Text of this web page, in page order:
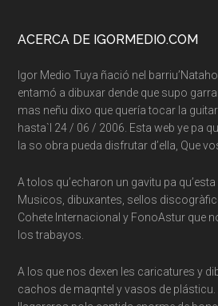
Footer
ACERCA DE IGORMEDIO.COM
Igor Medio Tuya ñació nel
entamó a dibuxar dende que supo
mas neñu dixo que quería tocar la
hasta`l 24 / 06 / 2006. Esta web ye pa
la so obra pueda disfrutar d’ella, Que
A tolos qu’echaron un gavitu pa qu’esta
Musicos, dibuxantes, sellos
Cohete Internacional y FonoAstur que
los trabayos.
A los que nos dexen les caricatures y
cachos de maqntel y vasos de